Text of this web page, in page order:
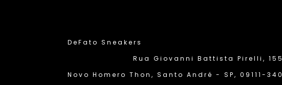
DeFato Sneakers
Rua Giovanni Battista Pirelli, 155
Novo Homero Thon, Santo André - SP, 09111-340